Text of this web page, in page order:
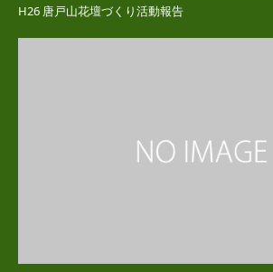
H26 唐戸山花壇づくり活動報告